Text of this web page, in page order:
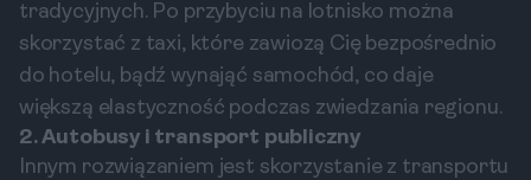
tradycyjnych. Po przybyciu na lotnisko można
skorzystać z taxi, które zawiozą Cię bezpośrednio
do hotelu, bądź wynająć samochód, co daje
większą elastyczność podczas zwiedzania regionu.
2. Autobusy i transport publiczny
Innym rozwiązaniem jest skorzystanie z transportu